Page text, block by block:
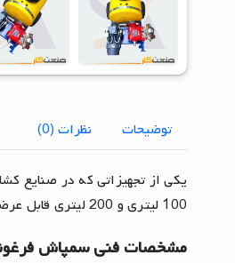
توضیحات نظرات (0)
یکی از تجهیزاتی که در صنایع
100 لیتری و 200 لیتری قابل عرضه است. در مکان های برق قابل دسترس باشد استفاده از این سمپاش یکی از گزینه های ایده آل به شمار می رود.
مشخصات فنی سمپاش